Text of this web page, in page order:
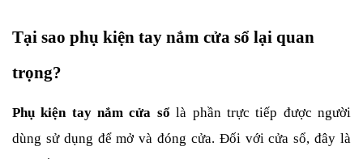
Tại sao phụ kiện tay nắm cửa sổ lại quan
trọng?
Phụ kiện tay nắm cửa sổ là phần trực tiếp được người
dùng sử dụng để mở và đóng cửa. Đối với cửa sổ, đây là